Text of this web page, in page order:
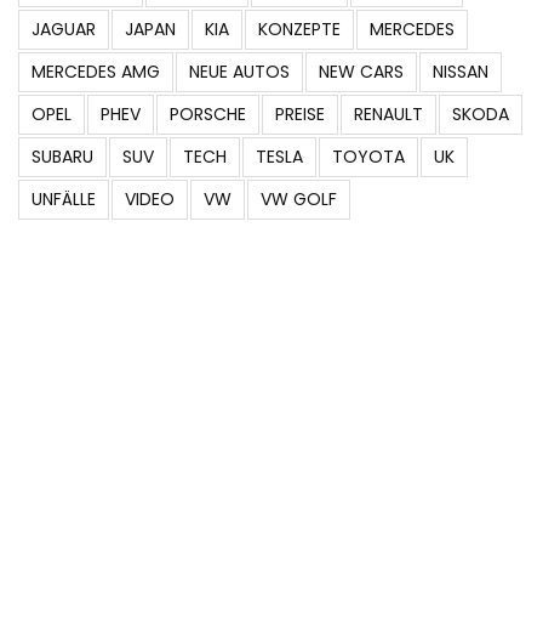
JAGUAR
JAPAN KIA KONZEPTE
MERCEDES
MERCEDES AMG
NEUE AUTOS NEW CARS
NISSAN
OPEL
PHEV PORSCHE PREISE RENAULT
SKODA
SUBARU
SUV TECH TESLA TOYOTA
UK
UNFÄLLE
VIDEO VW VW GOLF